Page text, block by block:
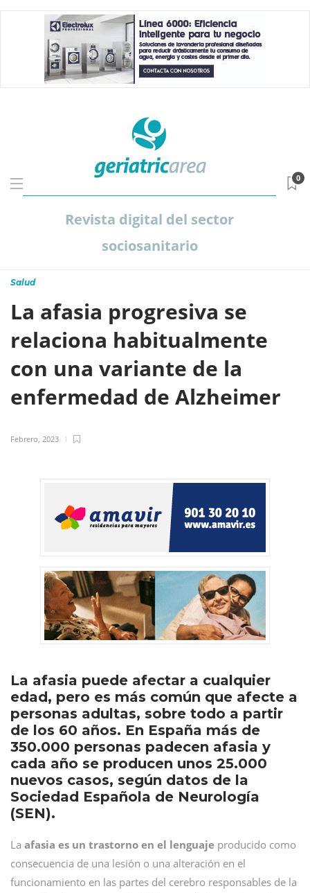
Revista digital del sector
sociosanitario
0
Salud
La afasia progresiva se
relaciona habitualmente
con una variante de la
enfermedad de Alzheimer
Febrero, 2023
La afasia puede afectar a cualquier
edad, pero es más común que afecte a
personas adultas, sobre todo a partir
de los 60 años. En España más de
350.000 personas padecen afasia y
cada año se producen unos 25.000
nuevos casos, según datos de la
Sociedad Española de Neurología
(SEN).
La afasia es un trastorno en el lenguaje producido como
consecuencia de una lesión o una alteración en el
funcionamiento en las partes del cerebro responsables de la